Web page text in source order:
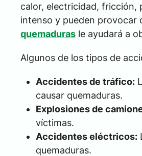
calor, electricidad, fricción,
intenso y pueden provocar
quemaduras le ayudará a
Algunos de los tipos de
Accidentes de tráfico:
causar quemaduras.
Explosiones de
víctimas.
Accidentes eléctricos:
quemaduras.